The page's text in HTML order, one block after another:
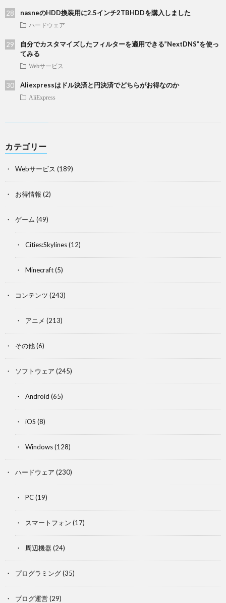
nasneのHDD換装用に2.5インチ2TBHDDを購入しました
ハードウェア
自分でカスタマイズしたフィルターを適用できる”NextDNS”を使っ
てみる
Webサービス
Aliexpressはドル決済と円決済でどちらがお得なのか
AliExpress
カテゴリー
Webサービス (189)
お得情報 (2)
ゲーム (49)
Cities:Skylines(12)
Minecraft(5)
コンテンツ (243)
アニメ (213)
その他(6)
ソフトウェア (245)
Android (65)
iOS (8)
Windows(128)
ハードウェア (230)
PC(19)
スマートフォン (17)
周辺機器 (24)
プログラミング(35)
ブログ運営(29)